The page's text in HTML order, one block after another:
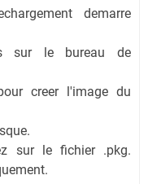
demarre
sur le bureau de
creer l'image du
sur le fichier .pkg.